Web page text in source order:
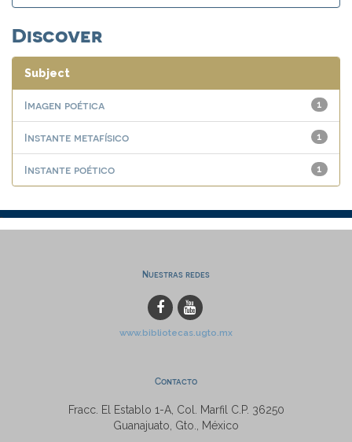
Discover
Subject
1
Imagen poética
1
Instante metafísico
1
Instante poético
Nuestras redes
www.bibliotecas.ugto.mx
Contacto
Fracc. El Establo 1-A, Col. Marfil C.P. 36250
Guanajuato, Gto., México